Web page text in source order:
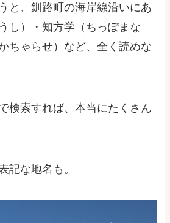
と、釧路町の海岸線沿いにあ
し）・知方学（ちっぽまな
ちゃらせ）など、全く読めな
検索すれば、本当にたくさん
記な地名も。